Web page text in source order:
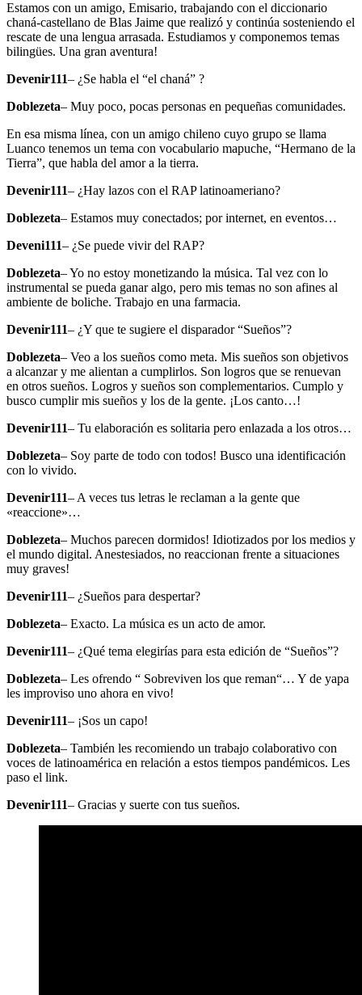
Estamos con un amigo, Emisario, trabajando con el diccionario
chaná-castellano de Blas Jaime que realizó y continúa sosteniendo el
rescate de una lengua arrasada. Estudiamos y componemos temas
bilingües. Una gran aventura!
Devenir111– ¿Se habla el “el chaná” ?
Doblezeta– Muy poco, pocas personas en pequeñas comunidades.
En esa misma línea, con un amigo chileno cuyo grupo se llama
Luanco tenemos un tema con vocabulario mapuche, “Hermano de la
Tierra”, que habla del amor a la tierra.
Devenir111– ¿Hay lazos con el RAP latinoameriano?
Doblezeta– Estamos muy conectados; por internet, en eventos…
Deveni111– ¿Se puede vivir del RAP?
Doblezeta– Yo no estoy monetizando la música. Tal vez con lo
instrumental se pueda ganar algo, pero mis temas no son afines al
ambiente de boliche. Trabajo en una farmacia.
Devenir111– ¿Y que te sugiere el disparador “Sueños”?
Doblezeta– Veo a los sueños como meta. Mis sueños son objetivos
a alcanzar y me alientan a cumplirlos. Son logros que se renuevan
en otros sueños. Logros y sueños son complementarios. Cumplo y
busco cumplir mis sueños y los de la gente. ¡Los canto…!
Devenir111– Tu elaboración es solitaria pero enlazada a los otros…
Doblezeta– Soy parte de todo con todos! Busco una identificación
con lo vivido.
Devenir111– A veces tus letras le reclaman a la gente que
«reaccione»…
Doblezeta– Muchos parecen dormidos! Idiotizados por los medios y
el mundo digital. Anestesiados, no reaccionan frente a situaciones
muy graves!
Devenir111– ¿Sueños para despertar?
Doblezeta– Exacto. La música es un acto de amor.
Devenir111– ¿Qué tema elegirías para esta edición de “Sueños”?
Doblezeta– Les ofrendo “ Sobreviven los que reman“… Y de yapa
les improviso uno ahora en vivo!
Devenir111– ¡Sos un capo!
Doblezeta– También les recomiendo un trabajo colaborativo con
voces de latinoamérica en relación a estos tiempos pandémicos. Les
paso el link.
Devenir111– Gracias y suerte con tus sueños.